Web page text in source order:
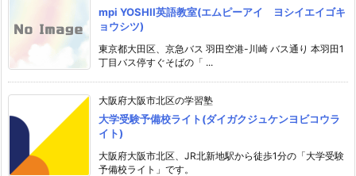
mpi YOSHII英語教室(エムピーアイ ヨシイエイゴキ
ョウシツ)
東京都大田区、京急バス 羽田空港-川崎 バス通り 本羽田1
丁目バス停すぐそばの「 ...
大阪府大阪市北区の学習塾
大学受験予備校ライト(ダイガクジュケンヨビコウラ
イト)
大阪府大阪市北区、JR北新地駅から徒歩1分の「大学受験
予備校ライト」です。